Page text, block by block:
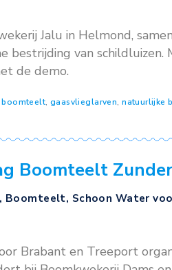
Water demo:
,Schoon Water voor
2025
is Kwekerij Jalu in
bestrijding van